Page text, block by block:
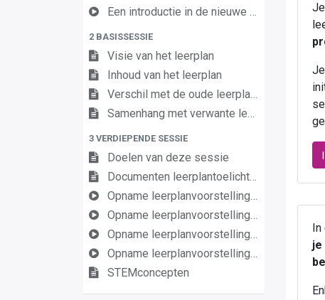
Een introductie in de nieuwe leerplannen van de derde graad
2 BASISSESSIE
Visie van het leerplan
Inhoud van het leerplan
Verschil met de oude leerplannen
Samenhang met verwante leerplannen
3 VERDIEPENDE SESSIE
Doelen van deze sessie
Documenten leerplantoelichting
Opname leerplanvoorstelling : inleiding en STEM
Opname leerplanvoorstelling : deel biologie
Opname leerplanvoorstelling : deel chemie
Opname leerplanvoorstelling : deel fysica
STEMconcepten
Je
In
je